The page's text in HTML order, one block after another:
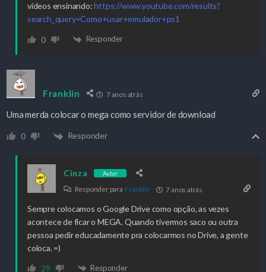
vídeos ensinando:https://www.youtube.com/results?
search_query=Como+usar+emulador+ps1
0 Responder
Franklin 7 anos atrás
Uma merda colocar o mega como servidor de download
0 Responder
Cinza Autor
Responder para Franklin 7 anos atrás
Sempre colocamos o Google Drive como opção, as vezes
acontece de ficar o MEGA. Quando tivermos saco ou outra
pessoa pedir educadamente pra colocarmos no Drive, a gente
coloca. =)
29 Responder